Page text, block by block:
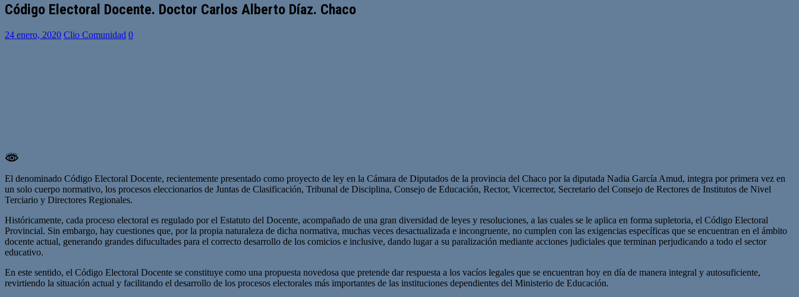
Código Electoral Docente­. Doctor Carlos Alberto Díaz. Chaco
24 enero, 2020 Clio Comunidad 0
El denominado Código Electoral Docente, recientemente presentado como proyecto de ley en la Cámara de Diputados de la provincia del Chaco por la diputada Nadia García Amud, integra por primera vez en
un solo cuerpo normativo, los procesos eleccionarios de Juntas de Clasificación, Tribunal de Disciplina, Consejo de Educación, Rector, Vicerrector, Secretario del Consejo de Rectores de Institutos de Nivel
Terciario y Directores Regionales.
Históricamente, cada proceso electoral es regulado por el Estatuto del Docente, acompañado de una gran diversidad de leyes y resoluciones, a las cuales se le aplica en forma supletoria, el Código Electoral
Provincial. Sin embargo, hay cuestiones que, por la propia naturaleza de dicha normativa, muchas veces desactualizada e incongruente, no cumplen con las exigencias específicas que se encuentran en el ámbito
docente actual, generando grandes difucultades para el correcto desarrollo de los comicios e inclusive, dando lugar a su paralización mediante acciones judiciales que terminan perjudicando a todo el sector
educativo.
En este sentido, el Código Electoral Docente se constituye como una propuesta novedosa que pretende dar respuesta a los vacíos legales que se encuentran hoy en día de manera integral y autosuficiente,
revirtiendo la situación actual y facilitando el desarrollo de los procesos electorales más importantes de las instituciones dependientes del Ministerio de Educación.